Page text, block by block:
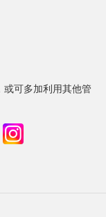
或可多加利用其他管